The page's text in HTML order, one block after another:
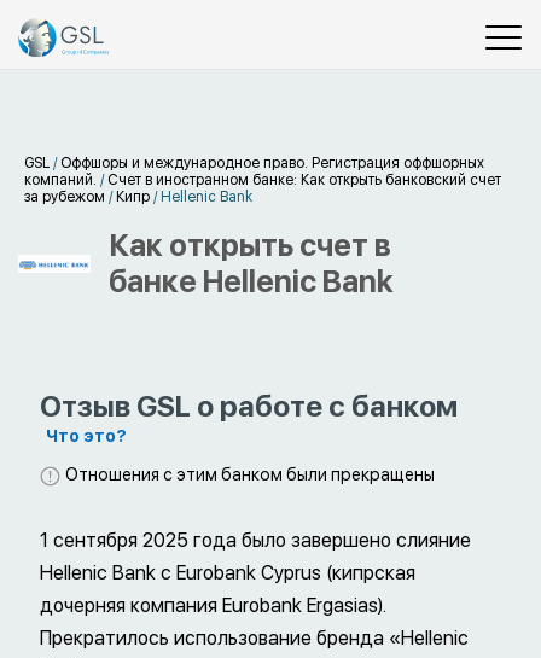
GSL / Оффшоры и международное право. Регистрация оффшорных
компаний. / Счет в иностранном банке: Как открыть банковский счет
за рубежом / Кипр / Hellenic Bank
Как открыть счет в
банке Hellenic Bank
Отзыв GSL о работе с банком
Что это?
Отношения с этим банком были прекращены
1 сентября 2025 года было завершено слияние
Hellenic Bank с Eurobank Cyprus (кипрская
дочерняя компания Eurobank Ergasias).
Прекратилось использование бренда «Hellenic